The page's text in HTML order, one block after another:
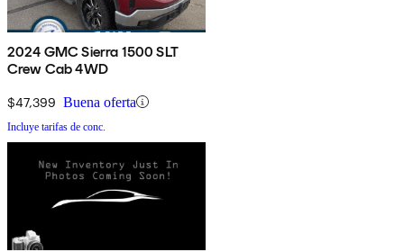
2024 GMC Sierra 1500 SLT
Crew Cab 4WD
$47,399 Buena oferta
Incluye tarifas de conc.